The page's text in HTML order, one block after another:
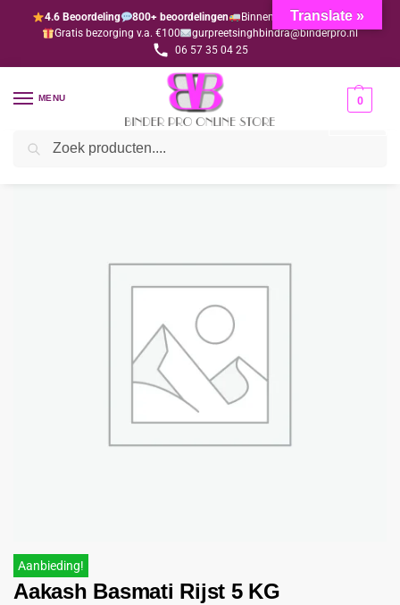
4.6 Beoordeling 800+ beoordelingen
Binnen 1-3 dagen geleverd
Gratis bezorging v.a. €100
gurpreetsinghbindra@binderpro.nl
06 57 35 04 25
MENU 0
Home Levensmiddelen / Rijst
Aanbieding!
Aakash Basmati Rijst 5 KG
Translate »